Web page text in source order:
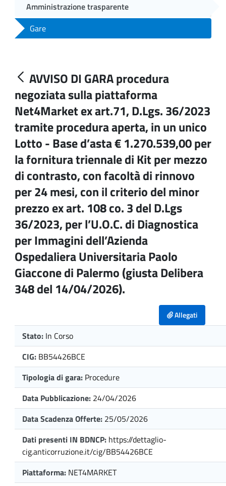
Amministrazione trasparente
Gare
AVVISO DI GARA procedura
negoziata sulla piattaforma
Net4Market ex art.71, D.Lgs. 36/2023
tramite procedura aperta, in un unico
Lotto - Base d’asta € 1.270.539,00 per
la fornitura triennale di Kit per mezzo
di contrasto, con facoltà di rinnovo
per 24 mesi, con il criterio del minor
prezzo ex art. 108 co. 3 del D.Lgs
36/2023, per l’U.O.C. di Diagnostica
per Immagini dell’Azienda
Ospedaliera Universitaria Paolo
Giaccone di Palermo (giusta Delibera
348 del 14/04/2026).
Allegati
Stato: In Corso
CIG: BB54426BCE
Tipologia di gara: Procedure
Data Pubblicazione: 24/04/2026
Data Scadenza Offerte: 25/05/2026
Dati presenti IN BDNCP: https://dettaglio-
cig.anticorruzione.it/cig/BB54426BCE
Piattaforma: NET4MARKET